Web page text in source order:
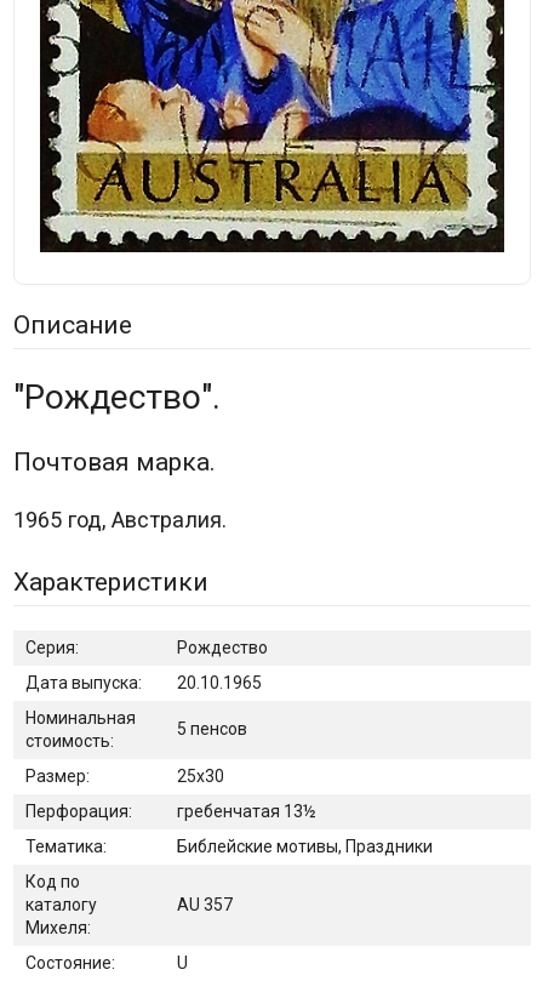
Описание
"Рождество".
Почтовая марка.
1965 год, Австралия.
Характеристики
Серия:
Рождество
Дата выпуска:
20.10.1965
Номинальная
стоимость:
5 пенсов
Размер:
25х30
Перфорация:
гребенчатая 13½
Тематика:
Библейские мотивы, Праздники
Код по
каталогу
Михеля:
AU 357
Состояние: U